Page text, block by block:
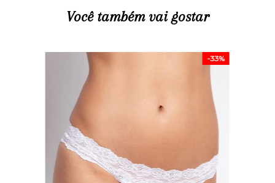
Você também vai gostar
-33%